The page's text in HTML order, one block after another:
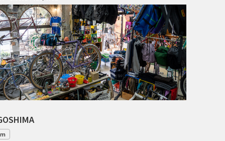
RITCHEY
RON'S BIKES
ROSKO
SALSA CYCLES